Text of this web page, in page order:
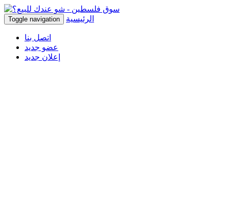
Toggle navigation الرئيسية
اتصل بنا
عضو جديد
إعلان جديد